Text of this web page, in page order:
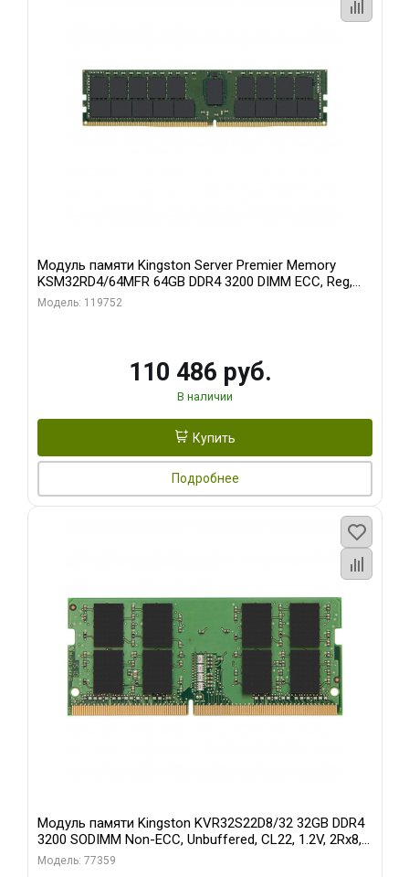
Модуль памяти Kingston Server Premier Memory
KSM32RD4/64MFR 64GB DDR4 3200 DIMM ECC, Reg,
CL22, 1.2V
Модель: 119752
110 486 руб.
В наличии
Купить
Подробнее
Модуль памяти Kingston KVR32S22D8/32 32GB DDR4
3200 SODIMM Non-ECC, Unbuffered, CL22, 1.2V, 2Rx8,
RTL (310924)
Модель: 77359